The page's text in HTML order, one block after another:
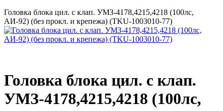
Головка блока цил. с клап. УМЗ-4178,4215,4218 (100лс,
АИ-92) (без прокл. и крепежа) (TKU-1003010-77)
Головка блока цил. с клап.
УМЗ-4178,4215,4218 (100лс,